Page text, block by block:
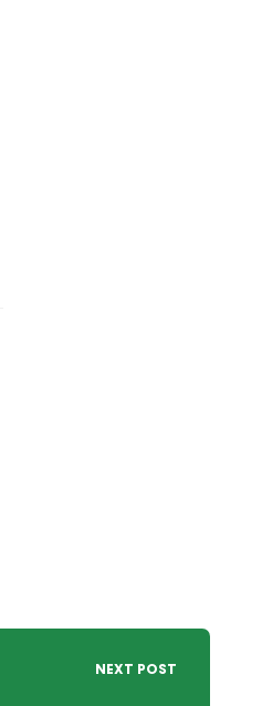
NEXT POST